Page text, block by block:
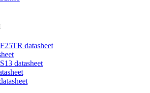
datasheet
datasheet